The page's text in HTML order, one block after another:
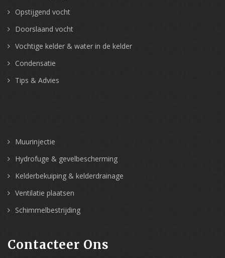
Opstijgend vocht
Doorslaand vocht
Vochtige kelder & water in de kelder
Condensatie
Tips & Advies
Muurinjectie
Hydrofuge & gevelbescherming
Kelderbekuiping & kelderdrainage
Ventilatie plaatsen
Schimmelbestrijding
Contacteer Ons